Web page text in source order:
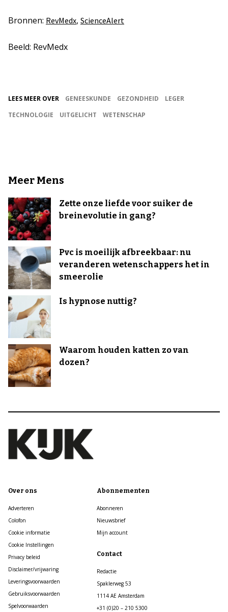
Bronnen: RevMedx, ScienceAlert
Beeld: RevMedx
LEES MEER OVER GENEESKUNDE GEZONDHEID
LEGER
TECHNOLOGIE
UITGELICHT WETENSCHAP
Meer Mens
Zette onze liefde voor suiker de
breinevolutie in gang?
Pvc is moeilijk afbreekbaar: nu
veranderen wetenschappers het in
smeerolie
Is hypnose nuttig?
Waarom houden katten zo van
dozen?
Over ons
Adverteren
Colofon
Cookie informatie
Cookie Instellingen
Privacy beleid
Disclaimer/vrijwaring
Leveringsvoorwaarden
Gebruiksvoorwaarden
Spelvoorwaarden
Abonnementen
Abonneren
Nieuwsbrief
Mijn account
Contact
Redactie
Spaklerweg 53
1114 AE Amsterdam
+31 (0)20 – 210 5300